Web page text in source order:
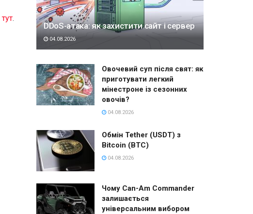
тут.
DDoS-атака: як захистити сайт і сервер
04.08.2026
Овочевий суп після свят: як
приготувати легкий
мінестроне із сезонних
овочів?
04.08.2026
Обмін Tether (USDT) з
Bitcoin (BTC)
04.08.2026
Чому Can-Am Commander
залишається
універсальним вибором